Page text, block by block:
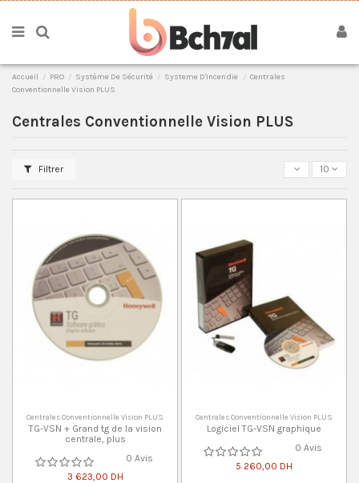
Accueil PRO Système De Sécurité Systeme D'Incendie
Centrales
Conventionnelle Vision PLUS
Centrales Conventionnelle Vision PLUS
Filtrer 10
Centrales Conventionnelle Vision PLUS
TG-VSN + Grand tg de la vision
centrale, plus
0 Avis
3 623,00 DH
Centrales Conventionnelle Vision PLUS
Logiciel TG-VSN graphique
0 Avis
5 260,00 DH